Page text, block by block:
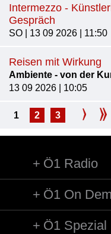
Intermezzo -
Gespräch
SO | 13 09 2026 | 11:50
Reisen mit Wirkung
Ambiente - von der
13 09 2026 | 10:05
1 2 3
Ö1 Radio
Ö1 On
Ö1 Spezial